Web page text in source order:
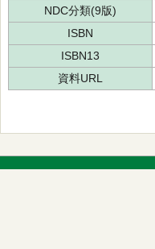
NDC分類(9版)
ISBN
ISBN13
資料URL